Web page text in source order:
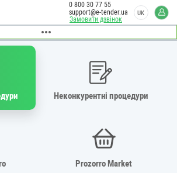
Замовити дзвінок
0 800 30 77 55
support@e-tender.ua
UK
Неконкурентні процедури
Prozorro Market